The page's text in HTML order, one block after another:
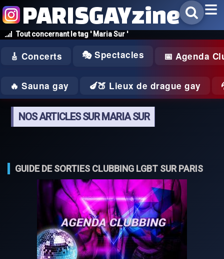
Tout concernant le tag ' Maria Sur '
PARISGAYzine
🎸 Concerts 🎭 Spectacles 📅 Agenda
🔥 Sauna gay 🍆🍑 Lieux de drague gay
NOS ARTICLES SUR MARIA SUR
GUIDE DE SORTIES CLUBBING LGBT SUR PARIS